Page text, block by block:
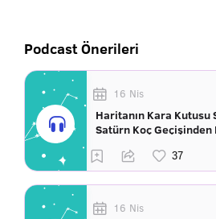
Podcast Önerileri
16 Nis
Haritanın Kara Kutusu
Satürn Koç Geçişinden
16 Nis